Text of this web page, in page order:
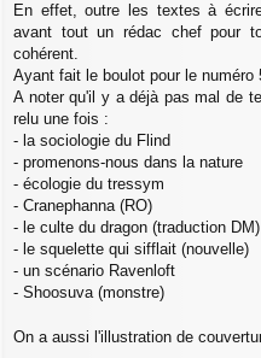
s
s
a
e
En effet, outre les textes à
avant tout un rédac chef pour
cohérent.
Ayant fait le boulot pour le numéro
A noter qu'il y a déjà pas mal de
relu une fois :
- la sociologie du Flind
- promenons-nous dans la nature
- écologie du tressym
- Cranephanna (RO)
- le culte du dragon (traduction DM)
- le squelette qui sifflait (nouvelle)
- un scénario Ravenloft
- Shoosuva (monstre)
On a aussi l'illustration de